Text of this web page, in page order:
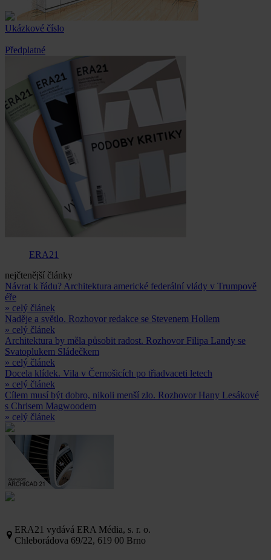
Ukázkové číslo
Předplatné
ERA21
nejčtenější články
Návrat k řádu? Architektura americké federální vlády v Trumpově
éře
» celý článek
Naděje a světlo. Rozhovor redakce se Stevenem Hollem
» celý článek
Architektura by měla působit radost. Rozhovor Filipa Landy se
Svatoplukem Sládečkem
» celý článek
Docela klídek. Vila v Černošicích po třiadvaceti letech
» celý článek
Cílem musí být dobro, nikoli menší zlo. Rozhovor Hany Lesákové
s Chrisem Magwoodem
» celý článek
ERA21 vydává ERA Média, s. r. o.
Chleborádova 69/22, 619 00 Brno